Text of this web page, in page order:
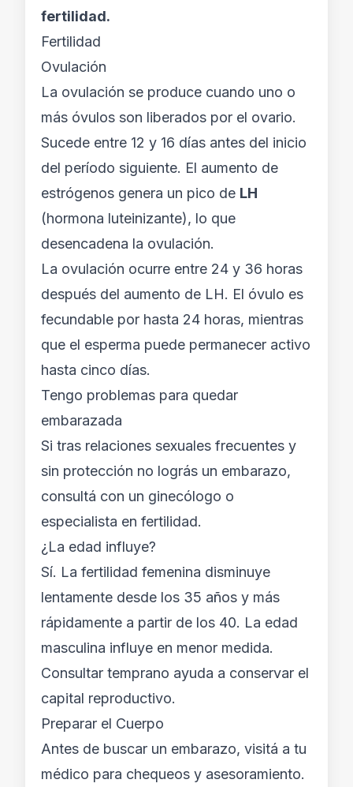
fertilidad.
Fertilidad
Ovulación
La ovulación se produce cuando uno o
más óvulos son liberados por el ovario.
Sucede entre 12 y 16 días antes del inicio
del período siguiente. El aumento de
estrógenos genera un pico de LH
(hormona luteinizante), lo que
desencadena la ovulación.
La ovulación ocurre entre 24 y 36 horas
después del aumento de LH. El óvulo es
fecundable por hasta 24 horas, mientras
que el esperma puede permanecer activo
hasta cinco días.
Tengo problemas para quedar
embarazada
Si tras relaciones sexuales frecuentes y
sin protección no lográs un embarazo,
consultá con un ginecólogo o
especialista en fertilidad.
¿La edad influye?
Sí. La fertilidad femenina disminuye
lentamente desde los 35 años y más
rápidamente a partir de los 40. La edad
masculina influye en menor medida.
Consultar temprano ayuda a conservar el
capital reproductivo.
Preparar el Cuerpo
Antes de buscar un embarazo, visitá a tu
médico para chequeos y asesoramiento.